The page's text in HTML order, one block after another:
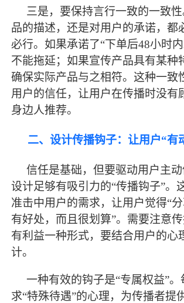
三是，要保持言行一致的一致
品的描述，还是对用户的承诺，都
必行。如果承诺了“下单后48小时
不能拖延；如果宣传产品具有某种
确保实际产品与之相符。这种一致
用户的信任，让用户在传播时没有
身边人推荐。
二、设计传播钩子：让用户“有
信任是基础，但要驱动用户主
设计足够有吸引力的“传播钩子”。
准击中用户的需求，让用户觉得“
有好处，而且很划算”。需要注意
有利益一种形式，要结合用户的心
计。
一种有效的钩子是“专属权益”
求“特殊待遇”的心理，为传播者提